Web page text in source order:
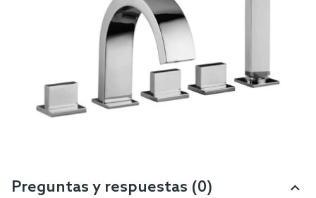
Preguntas y respuestas (0)